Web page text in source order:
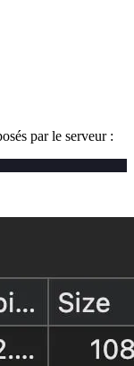
par le serveur :